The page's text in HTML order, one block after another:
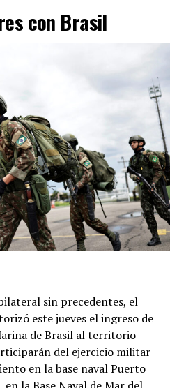
con Jorge Bergoglio,
socios más representativos
de Francisco, podría
al legado de Bergoglio,
de la Iglesia Católica.
con Brasil
sin precedentes, el
este jueves el ingreso de
de Brasil al territorio
del ejercicio militar
en la base naval Puerto